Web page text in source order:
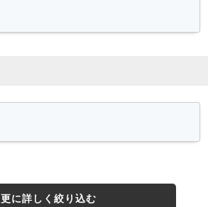
更に詳しく絞り込む